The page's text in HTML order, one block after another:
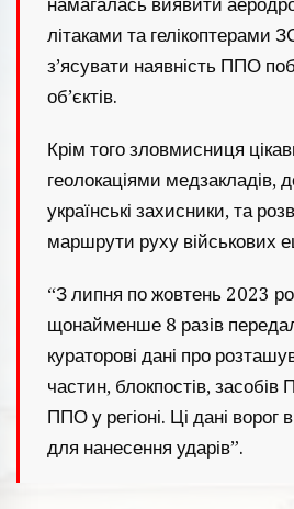
літаками та гелікоптерами
з’ясувати наявність ППО
об’єктів.
Крім того зловмисниця
геолокаціями медзакладів,
українські захисники, та
маршрути руху військових
“З липня по жовтень 2023
щонайменше 8 разів
кураторові дані про
частин, блокпостів, засобів
ППО у регіоні. Ці дані ворог
для нанесення ударів”.